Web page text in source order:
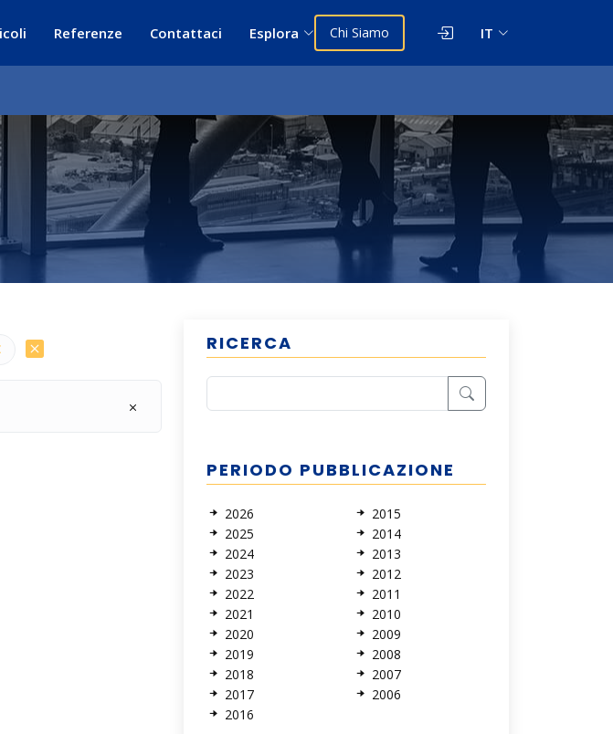
Referenze Contattaci Esplora Chi Siamo IT
RICERCA
PERIODO PUBBLICAZIONE
2026
2025
2024
2023
2022
2021
2020
2019
2018
2017
2016
2015
2014
2013
2012
2011
2010
2009
2008
2007
2006